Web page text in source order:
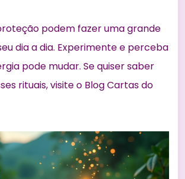
podem fazer uma grande
dia a dia. Experimente e perceba
pode mudar. Se quiser saber
rituais, visite o Blog Cartas do